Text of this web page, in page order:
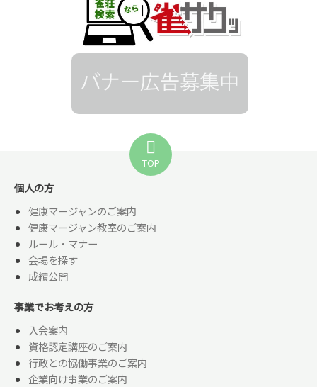
TOP
個人の方
健康マージャンのご案内
健康マージャン教室のご案内
ルール・マナー
会場を探す
成績公開
事業でお考えの方
入会案内
資格認定講座のご案内
行政との協働事業のご案内
企業向け事業のご案内